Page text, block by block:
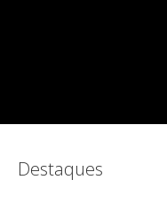
Destaques